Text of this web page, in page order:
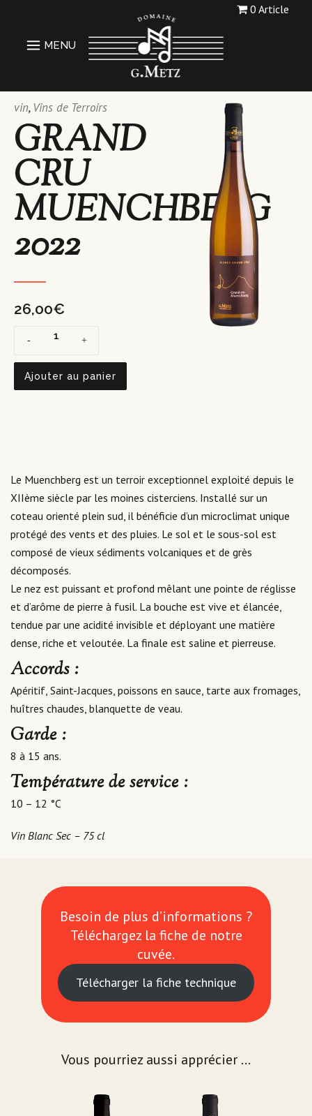
0 Article
vin, Vins de Terroirs
GRAND
CRU
MUENCHBERG
2022
26,00€
Ajouter au panier
Le Muenchberg est un terroir exceptionnel exploité depuis le
XIIème siècle par les moines cisterciens. Installé sur un
coteau orienté plein sud, il bénéficie d’un microclimat unique
protégé des vents et des pluies. Le sol et le sous-sol est
composé de vieux sédiments volcaniques et de grès
décomposés.
Le nez est puissant et profond mêlant une pointe de réglisse
et d’arôme de pierre à fusil. La bouche est vive et élancée,
tendue par une acidité invisible et déployant une matière
dense, riche et veloutée. La finale est saline et pierreuse.
Accords :
Apéritif, Saint-Jacques, poissons en sauce, tarte aux fromages,
huîtres chaudes, blanquette de veau.
Garde :
8 à 15 ans.
Température de service :
10 – 12 °C
Vin Blanc Sec – 75 cl
Besoin de plus d’informations ?
Téléchargez la fiche de notre
cuvée.
Télécharger la fiche technique
Vous pourriez aussi apprécier ...